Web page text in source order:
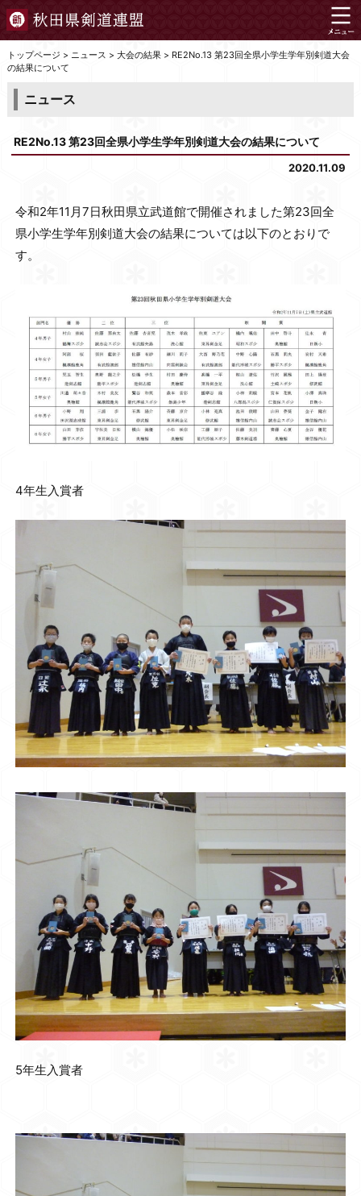
トップページ > ニュース > 大会の結果> RE2No.13 第23回全県小学生学年別剣道大会
の結果について
ニュース
RE2No.13 第23回全県小学生学年別剣道大会の結果について
2020.11.09
令和2年11月7日秋田県立武道館で開催されました第23回全
県小学生学年別剣道大会の結果については以下のとおりで
す。
4年生入賞者
5年生入賞者